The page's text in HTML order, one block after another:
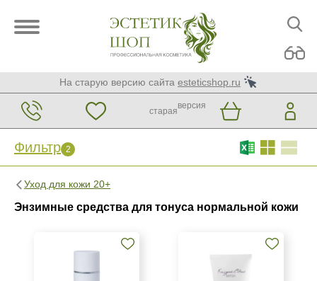
На старую версию сайта esteticshop.ru
старая
версия
Фильтр 2
Уход для кожи 20+
Энзимные средства для тонуса нормальной кожи
Фильтр 2 Сброс